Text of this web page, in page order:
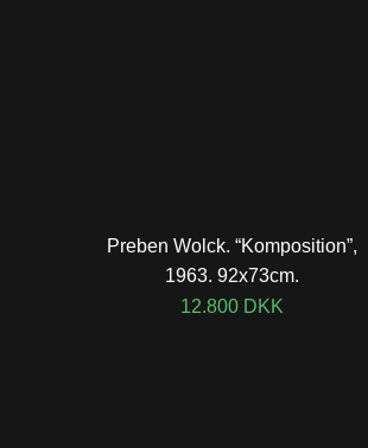
Preben Wolck. “Komposition”,
1963. 92x73cm.
12.800 DKK